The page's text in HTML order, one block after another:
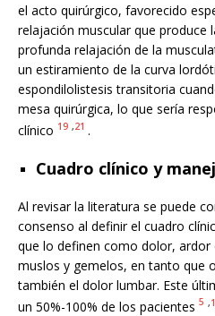
el acto quirúrgico, favorecido
relajación muscular que produce
profunda relajación de la
un estiramiento de la curva
espondilolistesis transitoria
mesa quirúrgica, lo que sería
clínico 19 ,21 .
Cuadro clínico y
Al revisar la literatura se puede
consenso al definir el cuadro
que lo definen como dolor, ardor
muslos y gemelos, en tanto que
también el dolor lumbar. Este
un 50%-100% de los pacientes 5 ,